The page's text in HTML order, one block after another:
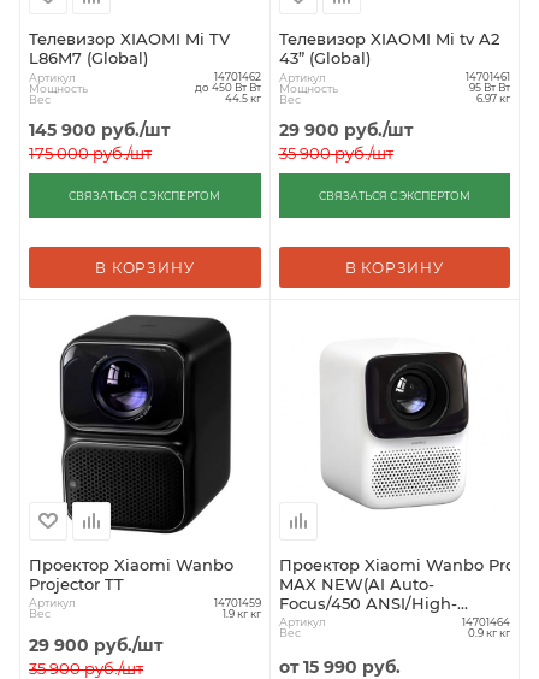
Телевизор XIAOMI Mi TV
L86M7 (Global)
Артикул 14701462
Мощность до 450 Вт Вт
Вес 44.5 кг
145 900 руб./шт
175 000руб./шт
СВЯЗАТЬСЯ С ЭКСПЕРТОМ
В КОРЗИНУ
Телевизор XIAOMI Mi tv A2
43” (Global)
Артикул 14701461
Мощность 95 Вт Вт
Вес 6.97 кг
29 900 руб./шт
35 900руб./шт
СВЯЗАТЬСЯ С ЭКСПЕРТОМ
В КОРЗИНУ
Проектор Xiaomi Wanbo
Projector TT
Артикул 14701459
Вес 1.9 кг кг
29 900 руб./шт
35 900руб./шт
Проектор Xiaomi Wanbo
MAX NEW(AI Auto-
Focus/450 ANSI/High-
Res/Low Noise)
Артикул 14701464
Вес 0.9 кг кг
от15 990 руб.